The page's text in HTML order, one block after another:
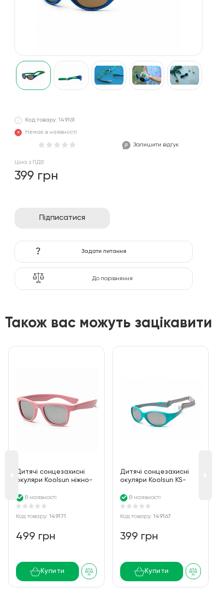
Код товару: 149161
Немає в наявності
Залишити відгук
Ціна з ПДВ
399 грн
Підписатися
? Задати питання
До порівняння
Також вас можуть зацікавити
Дитячі сонцезахисні
окуляри Koolsun ніжно-
(Розмір: 3+)
В наявності
Код товару: 149171
499 грн
Купити
Дитячі сонцезахисні
окуляри Koolsun KS-
серії Flex (Розмір: 3+)
В наявності
Код товару: 149167
399 грн
Купити